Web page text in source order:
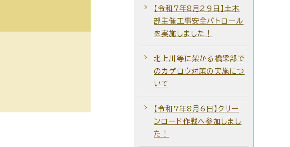
【令和7年8月29日】土木
部主催工事安全パトロール
を実施しました！
北上川等に架かる橋梁部で
のカゲロウ対策の実施につ
いて
【令和7年8月6日】クリー
ンロード作戦へ参加しまし
た！